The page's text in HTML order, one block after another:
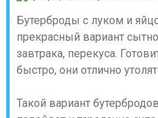
Бутерброды с луком и
прекрасный вариант
завтрака, перекуса.
быстро, они отлично
Такой вариант